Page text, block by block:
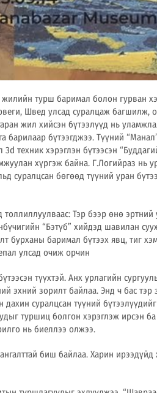
жилийн турш баримал болон гурван
Швед улсад суралцаж багшилж,
жил хийсэн бүтээлүүд нь
барилаар бүтээгджээ. Түүний
техник хэрэглэн бүтээсэн
хүргэж байна. Г.Логийраз нь
суралцсан бөгөөд түүний уран
толлиллуулваас: Тэр бээр өнө
“Бэтүб” хийдэд шавилан
бурханы баримал бүтээх явц, тиг
улсад очиж орчин
түүхтэй. Анх урлагийн
эхний зорилт байлаа. Энд ч бас тэр
суралцсан түүний
туршиц болгон хэрэглэж ирсэн
нь биеллээ олжээ.
биш байлаа. Харин